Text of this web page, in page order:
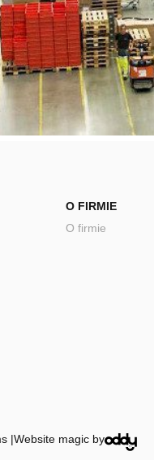
O FIRMIE
O firmie
|Website magic by